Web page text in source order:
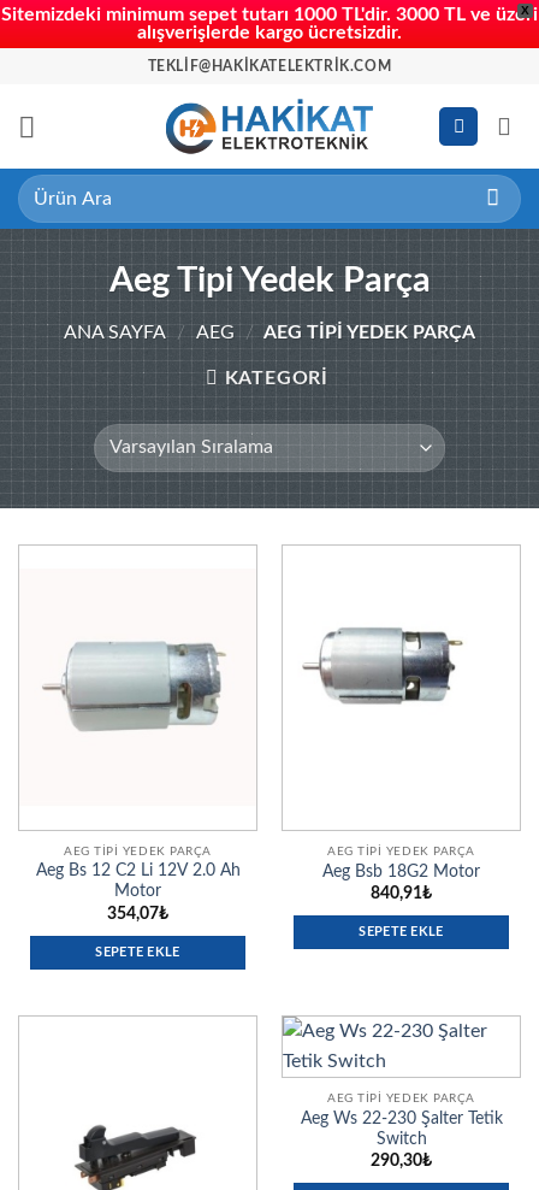
X
Sitemizdeki minimum sepet tutarı 1000 TL'dir. 3000 TL ve üzeri
alışverişlerde kargo ücretsizdir.
TEKLIF@HAKIKATELEKTRIK.COM
Ara:
Aeg Tipi Yedek Parça
ANA SAYFA / AEG / AEG TIPI YEDEK PARÇA
KATEGORİ
AEG TIPI YEDEK PARÇA
Aeg Bs 12 C2 Li 12V 2.0 Ah
Motor
354,07₺
SEPETE EKLE
AEG TIPI YEDEK PARÇA
Aeg Bsb 18G2 Motor
840,91₺
SEPETE EKLE
AEG TIPI YEDEK PARÇA
Aeg Ws 22-230 Şalter Tetik
Switch
290,30₺